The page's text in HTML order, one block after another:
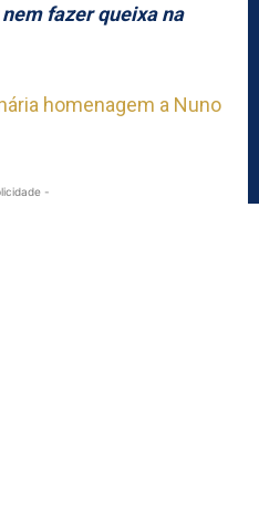
fazer queixa na
homenagem a Nuno
-